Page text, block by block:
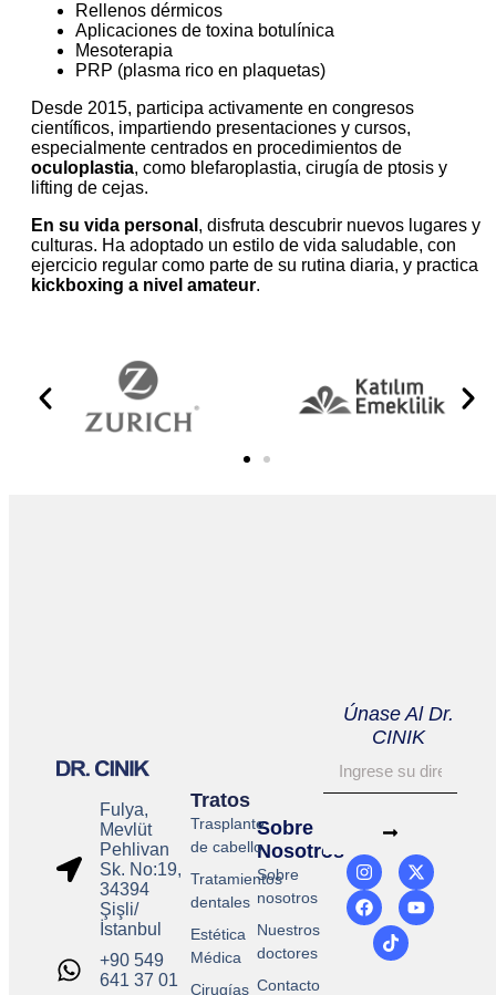
Rellenos dérmicos
Aplicaciones de toxina botulínica
Mesoterapia
PRP (plasma rico en plaquetas)
Desde 2015, participa activamente en congresos
científicos, impartiendo presentaciones y cursos,
especialmente centrados en procedimientos de
oculoplastia, como blefaroplastia, cirugía de ptosis y
lifting de cejas.
En su vida personal , disfruta descubrir nuevos lugares y
culturas. Ha adoptado un estilo de vida saludable, con
ejercicio regular como parte de su rutina diaria, y practica
kickboxing a nivel amateur.
Fulya,
Mevlüt
Pehlivan
Sk. No:19,
34394
Şişli/
İstanbul
+90 549
641 37 01
Sobre
Nosotros
Sobre
nosotros
Nuestros
doctores
Contacto
Tratos
Trasplante
de cabello
Tratamientos
dentales
Estética
Médica
Cirugías
Únase Al Dr.
CINIK